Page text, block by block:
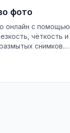
фото
онлайн с помощью
чёткость и
снимков.